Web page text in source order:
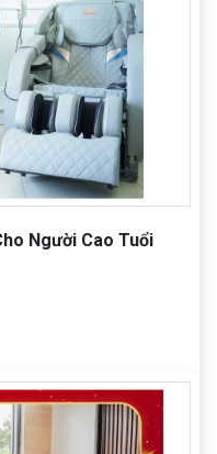
Người Cao Tuổi